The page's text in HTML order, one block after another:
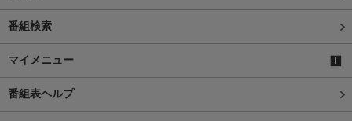
番組検索
マイメニュー
番組表ヘルプ